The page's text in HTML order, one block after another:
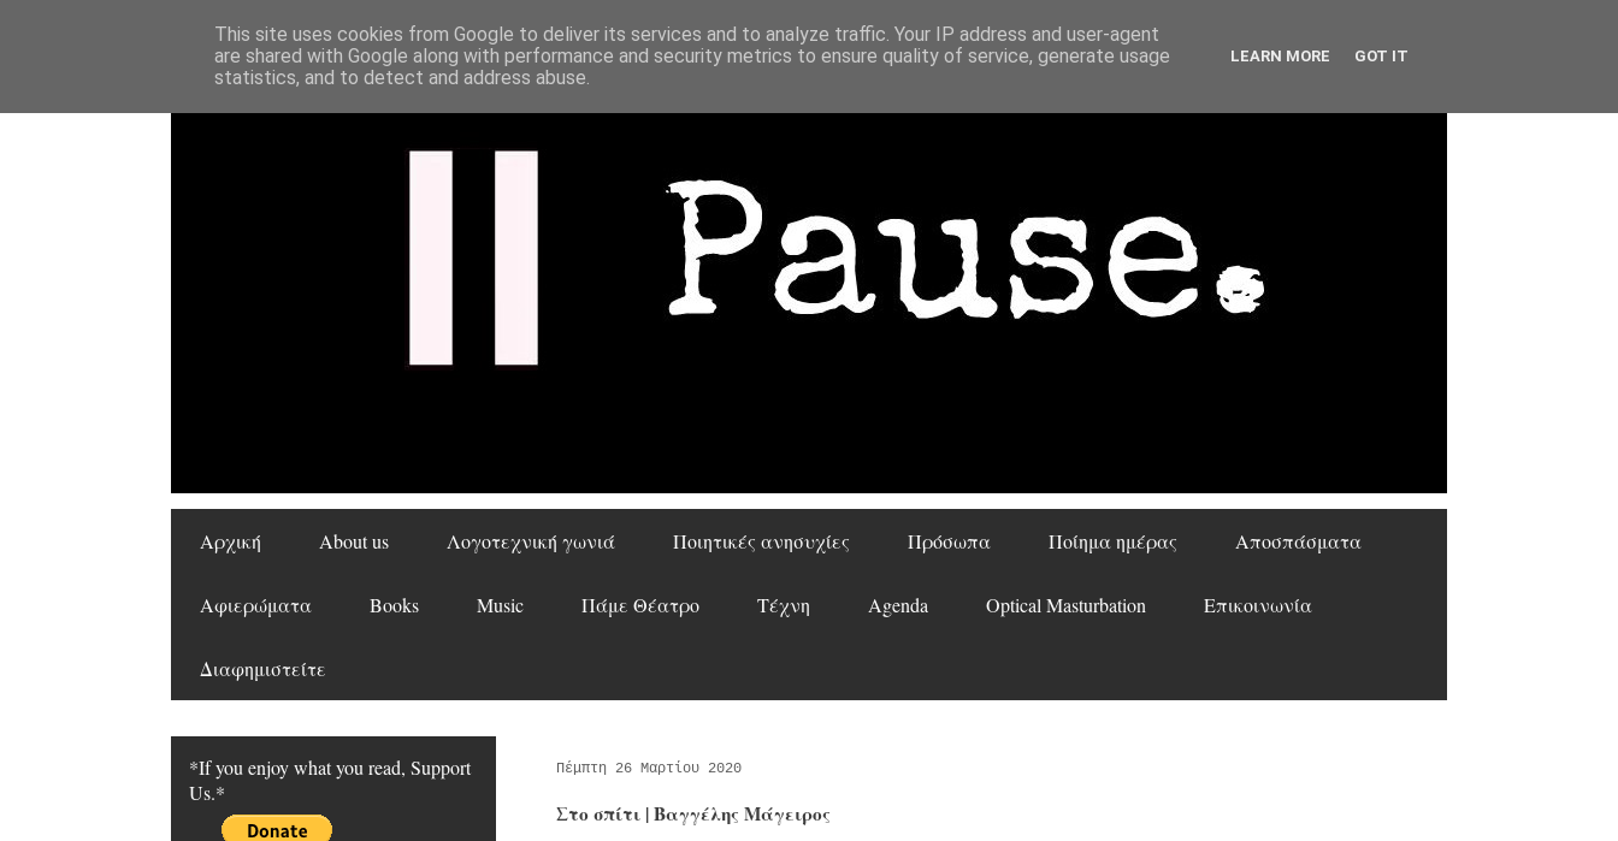
Αρχική About us Λογοτεχνική γωνιά Ποιητικές ανησυχίες Πρόσωπα Ποίημα ημέρας Αποσπάσματα
Αφιερώματα Books Music Πάμε Θέατρο Τέχνη Agenda Optical Masturbation Επικοινωνία
Διαφημιστείτε
Πέμπτη 26 Μαρτίου 2020
Στο σπίτι | Βαγγέλης Μάγειρος
*If you enjoy what you read, Support
Us.*
This site uses cookies from Google to deliver its services and to analyze traffic. Your IP address and user-agent
are shared with Google along with performance and security metrics to ensure quality of service, generate usage
statistics, and to detect and address abuse.
LEARN MORE GOT IT